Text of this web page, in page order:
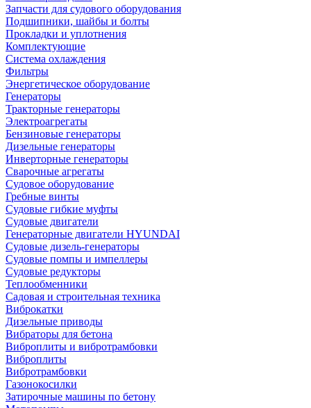
Запчасти для судового оборудования
Подшипники, шайбы и болты
Прокладки и уплотнения
Комплектующие
Система охлаждения
Фильтры
Энергетическое оборудование
Генераторы
Тракторные генераторы
Электроагрегаты
Бензиновые генераторы
Дизельные генераторы
Инверторные генераторы
Сварочные агрегаты
Судовое оборудование
Гребные винты
Судовые гибкие муфты
Судовые двигатели
Генераторные двигатели HYUNDAI
Судовые дизель-генераторы
Судовые помпы и импеллеры
Судовые редукторы
Теплообменники
Садовая и строительная техника
Виброкатки
Дизельные приводы
Вибраторы для бетона
Виброплиты и вибротрамбовки
Виброплиты
Вибротрамбовки
Газонокосилки
Затирочные машины по бетону